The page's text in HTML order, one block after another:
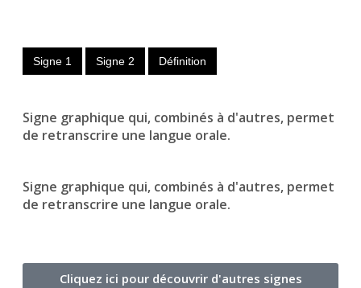
Signe 1 Signe 2 Définition
Signe graphique qui, combinés à d'autres, permet
de retranscrire une langue orale.
Signe graphique qui, combinés à d'autres, permet
de retranscrire une langue orale.
Cliquez ici pour découvrir d'autres signes